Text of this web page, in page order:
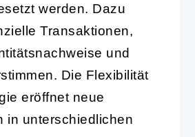
werden. Dazu
Transaktionen,
und
Die Flexibilität
eröffnet neue
in unterschiedlichen